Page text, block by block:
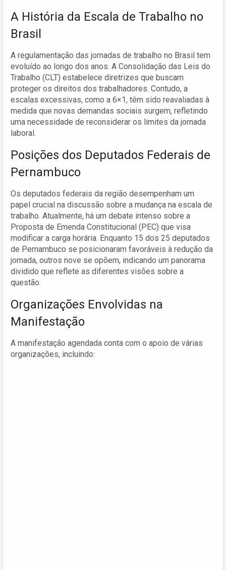
A História da Escala de Trabalho no
Brasil
A regulamentação das jornadas de trabalho no Brasil tem
evoluído ao longo dos anos. A Consolidação das Leis do
Trabalho (CLT) estabelece diretrizes que buscam
proteger os direitos dos trabalhadores. Contudo, a
escalas excessivas, como a 6×1, têm sido reavaliadas à
medida que novas demandas sociais surgem, refletindo
uma necessidade de reconsiderar os limites da jornada
laboral.
Posições dos Deputados Federais de
Pernambuco
Os deputados federais da região desempenham um
papel crucial na discussão sobre a mudança na escala de
trabalho. Atualmente, há um debate intenso sobre a
Proposta de Emenda Constitucional (PEC) que visa
modificar a carga horária. Enquanto 15 dos 25 deputados
de Pernambuco se posicionaram favoráveis à redução da
jornada, outros nove se opõem, indicando um panorama
dividido que reflete as diferentes visões sobre a
questão.
Organizações Envolvidas na
Manifestação
A manifestação agendada conta com o apoio de várias
organizações, incluindo: